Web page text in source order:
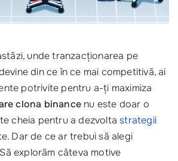
unde tranzacționarea pe
din ce în ce mai competitivă, ai
potrivite pentru a-ți maximiza
clona binance nu este doar o
cheia pentru a dezvoltastrategii
Dar de ce ar trebui să alegi
explorăm câteva motive